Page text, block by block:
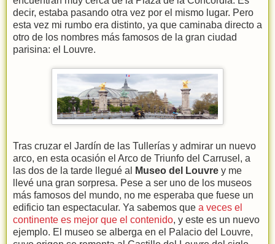
decir, estaba pasando otra vez por el mismo lugar. Pero
esta vez mi rumbo era distinto, ya que caminaba directo a
otro de los nombres más famosos de la gran ciudad
parisina: el Louvre.
Tras cruzar el Jardín de las Tullerías y admirar un nuevo
arco, en esta ocasión el Arco de Triunfo del Carrusel, a
las dos de la tarde llegué al
Museo del Louvre y me
llevé una gran sorpresa. Pese a ser uno de los museos
más famosos del mundo, no me esperaba que fuese un
edificio tan espectacular. Ya sabemos que a veces el
continente es mejor que el contenido, y este es un nuevo
ejemplo. El museo se alberga en el Palacio del Louvre,